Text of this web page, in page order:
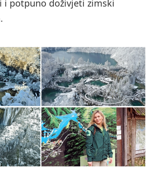
i potpuno doživjeti zimski